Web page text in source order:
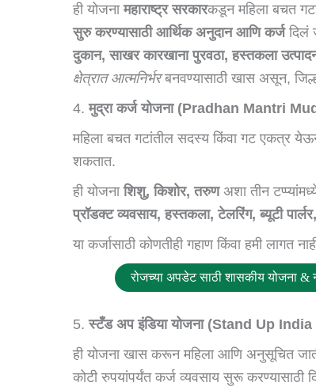
ही योजनामहाराष्ट्र सरकारकडून महिला बचत
सुरु करण्यासाठी आर्थिक अनुदान आणि कर्जदिलं
दुकान, साखर कारखाना पुरवठा, हस्तकला
क्षेत्रात आत्मनिर्भरबनवण्यासाठी खास असून,
4.मुद्रा कर्ज योजना (Pradhan Mantri
महिला बचत गटांतील सदस्य किंवा गट एकत्र
शकतात.
ही योजनाशिशु, किशोर, तरुणअशा तीन
प्रॉडक्ट व्यवसाय, हस्तकला, टेलरिंग, ब्यूटी
या कर्जासाठी कोणतीही गहाण किंवा हमी लागत
रोजच्या अपडेट साठी शासकीय योजना &
5.स्टँड अप इंडिया योजना (Stand Up
ही योजना खास करून महिला आणि अनुसूचित
कोटी रुपयांपर्यंत कर्ज व्यवसाय सुरू करण्यासाठी